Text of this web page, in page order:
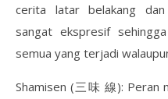
cerita latar belakang
sangat ekspresif
semua yang terjadi
Shamisen (三味 線): Peran